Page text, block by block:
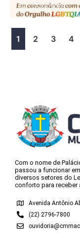
25/06/2026
1 2 3 4
Com o nome de
passou a funcionar
diversos setores do
conforto para receber
Avenida Antônio
(22) 2796-7800